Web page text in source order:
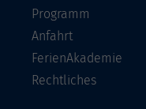
Programm
Anfahrt
FerienAkademie
Rechtliches